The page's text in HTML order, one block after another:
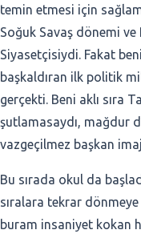
temin etmesi için
Soğuk Savaş dönemi
Siyasetçisiydi. Fakat
başkaldıran ilk politik
gerçekti. Beni aklı sıra
şutlamasaydı, mağdur
vazgeçilmez başkan
Bu sırada okul da
sıralara tekrar
buram insaniyet kokan